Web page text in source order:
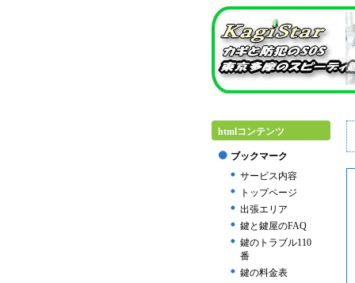
htmlコンテンツ
ブックマーク
サービス内容
トップページ
出張エリア
鍵と鍵屋のFAQ
鍵のトラブル110
番
鍵の料金表